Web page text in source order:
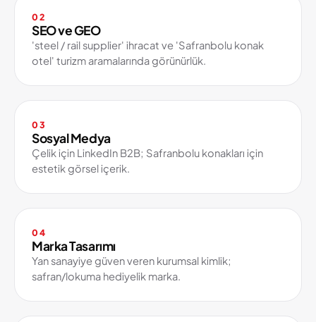
02
SEO ve GEO
'steel / rail supplier' ihracat ve 'Safranbolu konak
otel' turizm aramalarında görünürlük.
03
Sosyal Medya
Çelik için LinkedIn B2B; Safranbolu konakları için
estetik görsel içerik.
04
Marka Tasarımı
Yan sanayiye güven veren kurumsal kimlik;
safran/lokuma hediyelik marka.